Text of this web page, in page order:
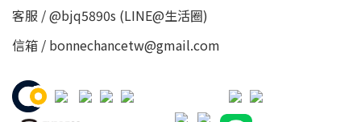
客服 /@bjq5890s (LINE@生活圈)
信箱 / bonnechancetw@gmail.com